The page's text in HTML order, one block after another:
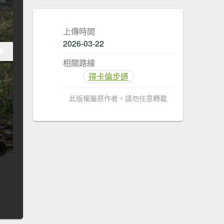
上傳時間
2026-03-22
相關路線
得卡倫步道
此版權屬原作者，請勿任意轉載